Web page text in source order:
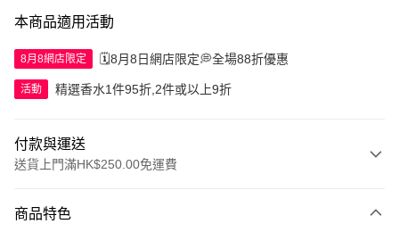
本商品適用活動
8月8網店限定 🗓️8月8日網店限定💭全場88折優惠
活動 精選香水1件95折,2件或以上9折
付款與運送
送貨上門滿HK$250.00免運費
信用卡
商品特色